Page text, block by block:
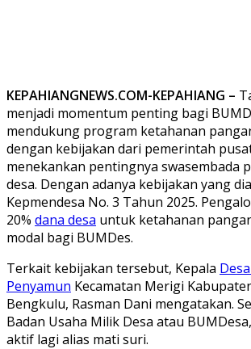
KEPAHIANGNEWS.COM-KEPAHIANG –
menjadi momentum penting bagi
mendukung program ketahanan
dengan kebijakan dari pemerintah
menekankan pentingnya swasembada
desa. Dengan adanya kebijakan yang
Kepmendesa No. 3 Tahun 2025.
20% dana desa untuk ketahanan
modal bagi BUMDes.
Terkait kebijakan tersebut, Kepala
Penyamun Kecamatan Merigi
Bengkulu, Rasman Dani mengatakan.
Badan Usaha Milik Desa atau
aktif lagi alias mati suri.